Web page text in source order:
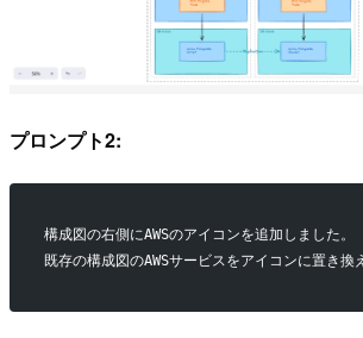
プロンプト2:
構成図の右側にAWSのアイコンを追加しました。
既存の構成図のAWSサービスをアイコンに置き換